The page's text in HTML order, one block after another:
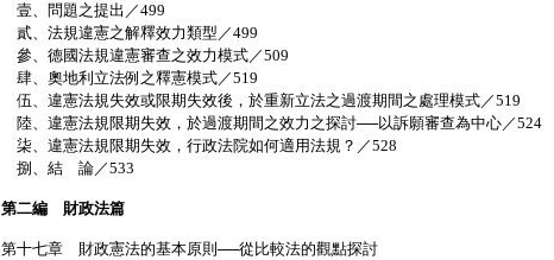
壹、問題之提出／499
貳、法規違憲之解釋效力類型／499
參、德國法規違憲審查之效力模式／509
肆、奧地利立法例之釋憲模式／519
伍、違憲法規失效或限期失效後，於重新立法之過渡期間之處理模式／519
陸、違憲法規限期失效，於過渡期間之效力之探討──以訴願審查為中心／524
柒、違憲法規限期失效，行政法院如何適用法規？／528
捌、結 論／533
第二編 財政法篇
第十七章 財政憲法的基本原則──從比較法的觀點探討